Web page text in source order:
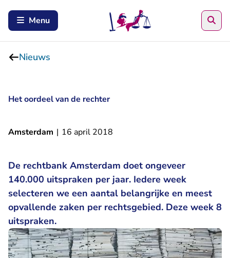
Menu
Nieuws
Het oordeel van de rechter
Amsterdam | 16 april 2018
De rechtbank Amsterdam doet ongeveer
140.000 uitspraken per jaar. Iedere week
selecteren we een aantal belangrijke en meest
opvallende zaken per rechtsgebied. Deze week 8
uitspraken.